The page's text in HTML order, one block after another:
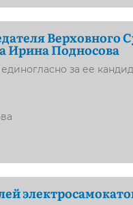
Верховного
Ирина Подносова
за ее